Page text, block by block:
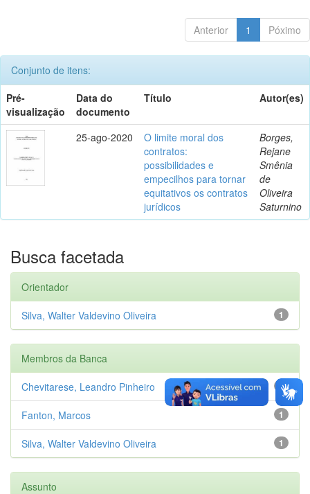
Anterior 1 Póximo
Conjunto de itens:
Pré-
visualização
Data do
documento
Título Autor(es)
25-ago-2020
O limite moral dos
contratos:
possibilidades e
empecilhos para tornar
equitativos os contratos
jurídicos
Borges,
Rejane
Smênia
de
Oliveira
Saturnino
Busca facetada
Orientador
1
Silva, Walter Valdevino Oliveira
Membros da Banca
1
Chevitarese, Leandro Pinheiro
1
Fanton, Marcos
1
Silva, Walter Valdevino Oliveira
Assunto